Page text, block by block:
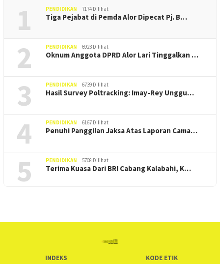
1 PENDIDIKAN 7174 Dilihat
Tiga Pejabat di Pemda Alor Dipecat Pj. B…
2 PENDIDIKAN 6923 Dilihat
Oknum Anggota DPRD Alor Lari Tinggalkan …
3 PENDIDIKAN 6739 Dilihat
Hasil Survey Poltracking: Imay-Rey Unggu…
4 PENDIDIKAN 6167 Dilihat
Penuhi Panggilan Jaksa Atas Laporan Cama…
5 PENDIDIKAN 5708 Dilihat
Terima Kuasa Dari BRI Cabang Kalabahi, K…
INDEKS KODE ETIK